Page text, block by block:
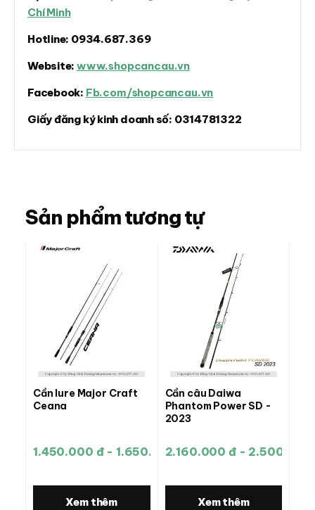
Chí Minh
Hotline: 0934.687.369
Website: www.shopcancau.vn
Facebook: Fb.com/shopcancau.vn
Giấy đăng ký kinh doanh số: 0314781322
Sản phẩm tương tự
Cần lure Major Craft
Ceana
1.450.000 đ - 1.650.000 đ
Xem thêm
Cần câu Daiwa
Phantom Power SD -
2023
2.160.000 đ - 2.500.000
Xem thêm